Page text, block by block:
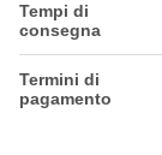
Tempi di
consegna
Termini di
pagamento